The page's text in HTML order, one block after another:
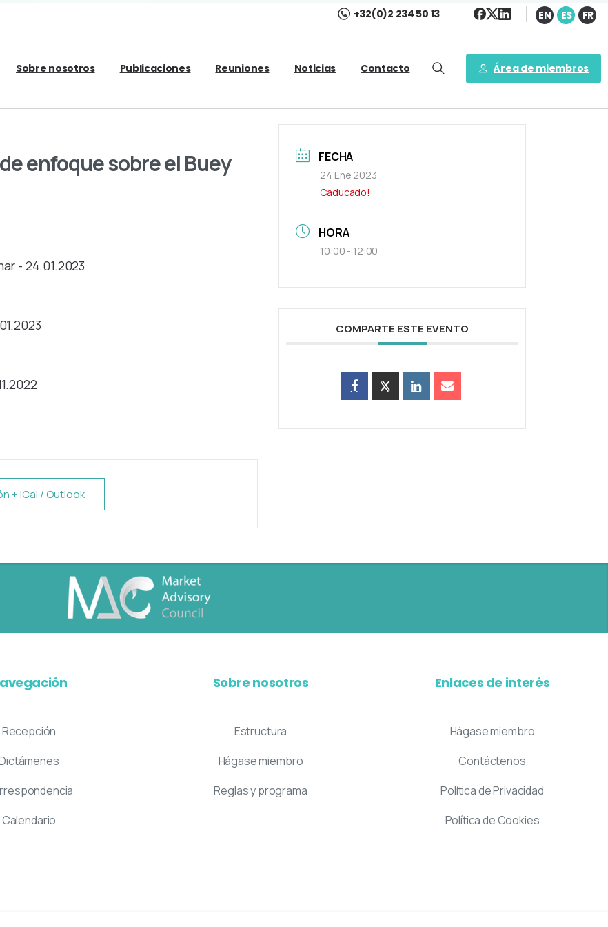
+32(0)2 234 50 13 EN ES FR
Sobre nosotros Publicaciones Reuniones Noticias Contacto Área de miembros
enfoque sobre el Buey
- 24.01.2023
+ iCal / Outlook
FECHA
24 Ene 2023
Caducado!
HORA
10:00 - 12:00
COMPARTE ESTE EVENTO
Recepción
Calendario
Sobre nosotros
Estructura
Hágase miembro
Reglas y programa
Enlaces de interés
Hágase miembro
Contáctenos
Política de Privacidad
Política de Cookies